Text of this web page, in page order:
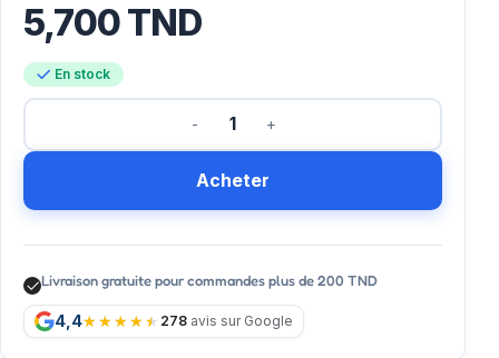
5,700TND
En stock
Acheter
Livraison gratuite pour commandes plus de 200 TND
4,4 278 avis sur Google